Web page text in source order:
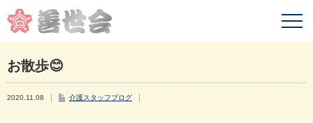
お散歩😊
2020.11.08 介護スタッフブログ